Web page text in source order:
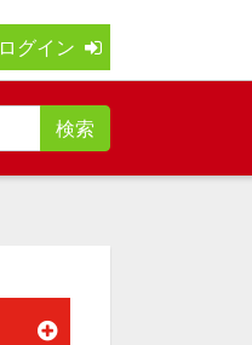
ログイン
検索